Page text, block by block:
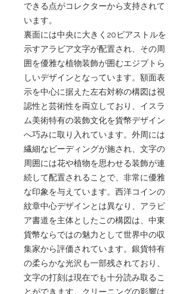
できる点がコレクターから支持されて
います。
裏面には中央に大きく20ピアストルを
示すアラビア文字が配置され、その周
囲を優雅な植物装飾が囲むエジプトら
しいデザインとなっています。額面表
示を中心に据えた左右対称の構図は視
認性と芸術性を両立しており、イスラ
ム美術特有の装飾文化を貨幣デザイン
へ巧みに取り入れています。外周には
繊細なビーディングが施され、文字の
周囲には花や植物を思わせる装飾が連
続して配置されることで、非常に優雅
な印象を与えています。西洋コインの
紋章中心デザインとは異なり、アラビ
ア書道を主体としたこの構図は、中東
貨幣ならではの魅力として世界中の収
集家から評価されています。銀貨特有
の柔らかな光沢も一部残されており、
文字の打刻は現在でも十分読み取るこ
とができます。クリーニングの影響は